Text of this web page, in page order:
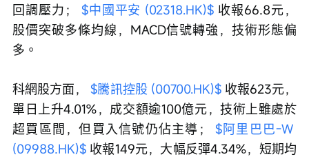
回調壓力； $中國平安 (02318.HK)$ 收報66.8元，
股價突破多條均線，MACD信號轉強，技術形態偏
多。
科網股方面， $騰訊控股 (00700.HK)$ 收報623元，
單日上升4.01%，成交額逾100億元，技術上雖處於
超買區間，但買入信號仍佔主導； $阿里巴巴-W
(09988.HK)$ 收報149元，大幅反彈4.34%，短期均